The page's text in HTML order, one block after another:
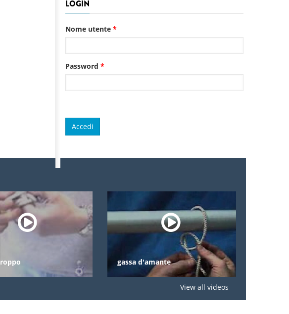
LOGIN
Nome utente *
Password *
gassa d'amante
View all videos